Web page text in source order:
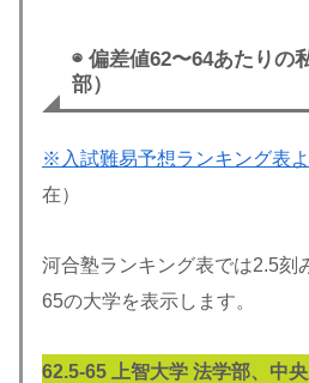
◉ 偏差値62〜64あたりの
部）
※入試難易予想ランキング表よ
在）
河合塾ランキング表では2.5刻
65の大学を表示します。
62.5-65 上智大学 法学部、中